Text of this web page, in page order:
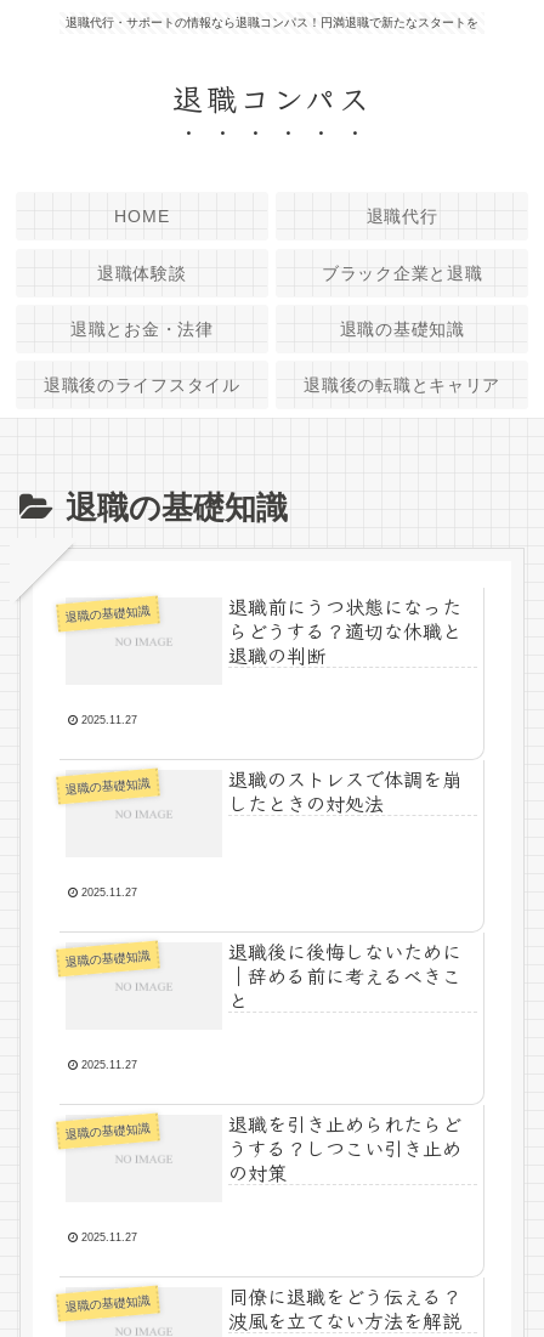
退職代行・サポートの情報なら退職コンパス！円満退職で新たなスタートを
退職コンパス
HOME 退職代行
退職体験談 ブラック企業と退職
退職とお金・法律 退職の基礎知識
退職後のライフスタイル 退職後の転職とキャリア
退職の基礎知識
退職の基礎知識
退職前にうつ状態になった
らどうする？適切な休職と
退職の判断
2025.11.27
退職の基礎知識
退職のストレスで体調を崩
したときの対処法
2025.11.27
退職の基礎知識
退職後に後悔しないために
｜辞める前に考えるべきこ
と
2025.11.27
退職の基礎知識
退職を引き止められたらど
うする？しつこい引き止め
の対策
2025.11.27
退職の基礎知識
同僚に退職をどう伝える？
波風を立てない方法を解説